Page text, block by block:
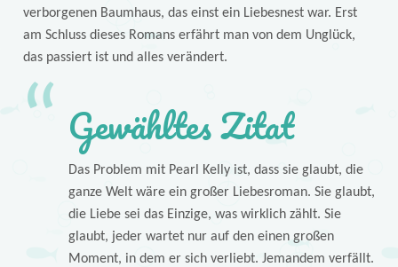
verborgenen Baumhaus, das einst ein Liebesnest war. Erst
am Schluss dieses Romans erfährt man von dem Unglück,
das passiert ist und alles verändert.
Gewähltes Zitat
Das Problem mit Pearl Kelly ist, dass sie glaubt, die
ganze Welt wäre ein großer Liebesroman. Sie glaubt,
die Liebe sei das Einzige, was wirklich zählt. Sie
glaubt, jeder wartet nur auf den einen großen
Moment, in dem er sich verliebt. Jemandem verfällt.